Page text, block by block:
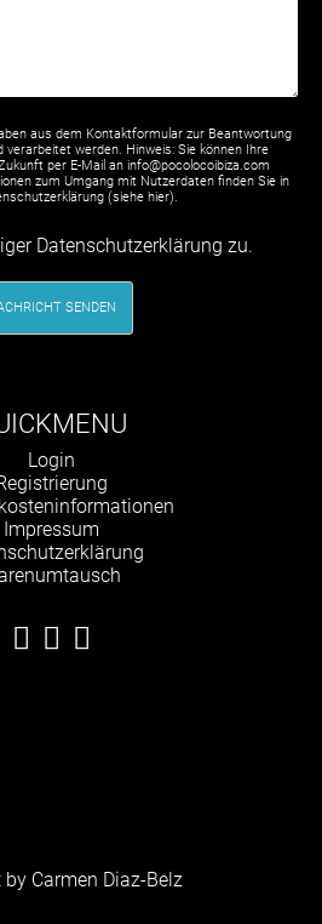
aus dem Kontaktformular zur Beantwortung
werden. Hinweis: Sie können Ihre
per E-Mail an info@pocolocoibiza.com
zum Umgang mit Nutzerdaten finden Sie in
(siehe hier).
Datenschutzerklärung zu.
SENDEN
Navigation
überspringen
Login
Impressum
Carmen Diaz-Belz